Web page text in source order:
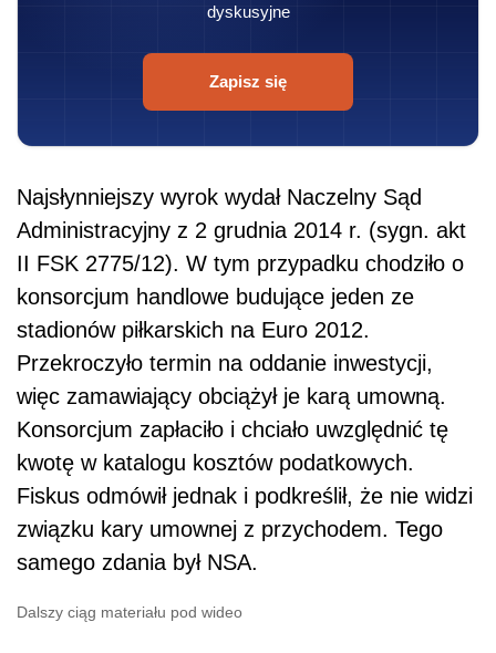
dyskusyjne
Zapisz się
Najsłynniejszy wyrok wydał Naczelny Sąd
Administracyjny z 2 grudnia 2014 r. (sygn. akt
II FSK 2775/12). W tym przypadku chodziło o
konsorcjum handlowe budujące jeden ze
stadionów piłkarskich na Euro 2012.
Przekroczyło termin na oddanie inwestycji,
więc zamawiający obciążył je karą umowną.
Konsorcjum zapłaciło i chciało uwzględnić tę
kwotę w katalogu kosztów podatkowych.
Fiskus odmówił jednak i podkreślił, że nie widzi
związku kary umownej z przychodem. Tego
samego zdania był NSA.
Dalszy ciąg materiału pod wideo